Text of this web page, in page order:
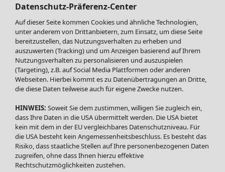
SALE Mode
Alle anzeigen
Kleider
Tuniken
Blusen
Pullover & Shirts
Strickjacken
Hosen
Röcke
Jacken & Mäntel
Leggings /Strumpfhosen
Datenschutz-Präferenz-Center
Auf dieser Seite kommen Cookies und ähnliche Technologien,
unter anderem von Drittanbietern, zum Einsatz, um diese Seite
bereitzustellen, das Nutzungsverhalten zu erheben und
auszuwerten (Tracking) und um Anzeigen basierend auf Ihrem
Nutzungsverhalten zu personalisieren und auszuspielen
(Targeting), z.B. auf Social Media Plattformen oder anderen
Webseiten. Hierbei kommt es zu Datenübertragungen an Dritte,
die diese Daten teilweise auch für eigene Zwecke nutzen.
HINWEIS: Soweit Sie dem zustimmen, willigen Sie zugleich ein,
dass Ihre Daten in die USA übermittelt werden. Die USA bietet
kein mit dem in der EU vergleichbares Datenschutzniveau. Für
die USA besteht kein Angemessenheitsbeschluss. Es besteht das
Risiko, dass staatliche Stellen auf Ihre personenbezogenen Daten
zugreifen, ohne dass Ihnen hierzu effektive
Rechtschutzmöglichkeiten zustehen.